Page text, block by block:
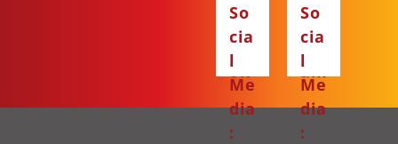
ce
bo
ok
ta
gr
am
So
cia
l
Me
dia
:
So
cia
l
Me
dia
: